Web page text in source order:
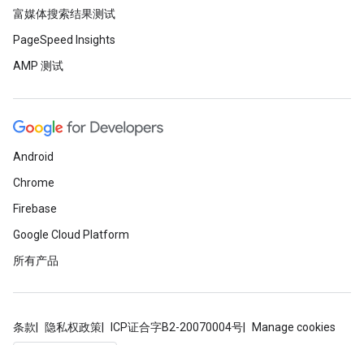
富媒体搜索结果测试
PageSpeed Insights
AMP 测试
Android
Chrome
Firebase
Google Cloud Platform
所有产品
条款 隐私权政策 ICP证合字B2-20070004号 Manage cookies